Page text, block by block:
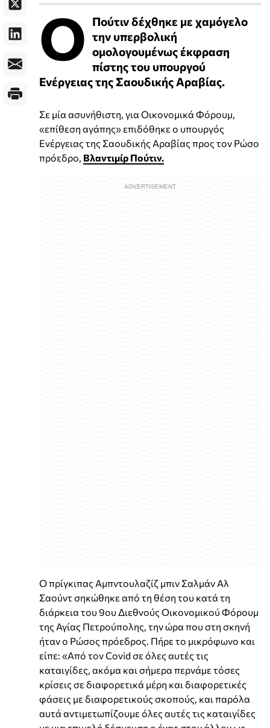
Ο Πούτιν δέχθηκε με χαμόγελο
την υπερβολική
ομολογουμένως έκφραση
πίστης του υπουργού
Ενέργειας της Σαουδικής Αραβίας.
Σε μία ασυνήθιστη, για Οικονομικά Φόρουμ,
«επίθεση αγάπης» επιδόθηκε ο υπουργός
Ενέργειας της Σαουδικής Αραβίας προς τον Ρώσο
πρόεδρο, Βλαντιμίρ Πούτιν.
Ο πρίγκιπας Αμπντουλαζίζ μπιν Σαλμάν Αλ
Σαούντ σηκώθηκε από τη θέση του κατά τη
διάρκεια του 9ου Διεθνούς Οικονομικού Φόρουμ
της Αγίας Πετρούπολης, την ώρα που στη σκηνή
ήταν ο Ρώσος πρόεδρος. Πήρε το μικρόφωνο και
είπε: «Από τον Covid σε όλες αυτές τις
καταιγίδες, ακόμα και σήμερα περνάμε τόσες
κρίσεις σε διαφορετικά μέρη και διαφορετικές
φάσεις με διαφορετικούς σκοπούς, και παρόλα
αυτά αντιμετωπίζουμε όλες αυτές τις καταιγίδες